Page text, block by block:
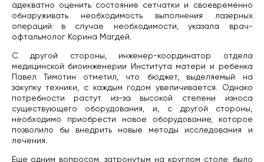
адекватно оценить состояние сетчатки и своевременно
обнаруживать необходимость выполнения лазерных
операций в случае необходимости, указала врач-
офтальмолог Корина Магдей.
С другой стороны, инженер-координатор отдела
медицинской биоинженерии Института матери и ребенка
Павел Тимотин отметил, что бюджет, выделяемый на
закупку техники, с каждым годом увеличивается. Однако
потребности растут из-за высокой степени износа
существующего оборудования, и, с другой стороны,
необходимо приобрести новое оборудование, которое
позволило бы внедрить новые методы исследования и
лечения.
Еще одним вопросом, затронутым на круглом столе, было